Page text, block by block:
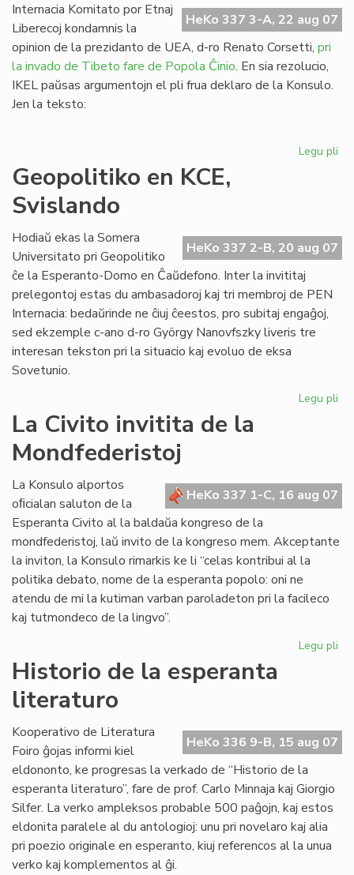
HeKo 337 3-A, 22 aug 07
Internacia Komitato por Etnaj
Liberecoj kondamnis la
opinion de la prezidanto de UEA, d-ro Renato Corsetti, pri
la invado de Tibeto fare de Popola Ĉinio. En sia rezolucio,
IKEL paŭsas argumentojn el pli frua deklaro de la Konsulo.
Jen la teksto:
Legu pli
Geopolitiko en KCE,
Svislando
HeKo 337 2-B, 20 aug 07
Hodiaŭ ekas la Somera
Universitato pri Geopolitiko
ĉe la Esperanto-Domo en Ĉaŭdefono. Inter la invititaj
prelegontoj estas du ambasadoroj kaj tri membroj de PEN
Internacia: bedaŭrinde ne ĉiuj ĉeestos, pro subitaj engaĝoj,
sed ekzemple c-ano d-ro György Nanovfszky liveris tre
interesan tekston pri la situacio kaj evoluo de eksa
Sovetunio.
Legu pli
La Civito invitita de la
Mondfederistoj
HeKo 337 1-C, 16 aug 07
La Konsulo alportos
oﬁcialan saluton de la
Esperanta Civito al la baldaŭa kongreso de la
mondfederistoj, laŭ invito de la kongreso mem. Akceptante
la inviton, la Konsulo rimarkis ke li “celas kontribui al la
politika debato, nome de la esperanta popolo: oni ne
atendu de mi la kutiman varban paroladeton pri la facileco
kaj tutmondeco de la lingvo”.
Legu pli
la
Historio de la esperanta
literaturo
HeKo 336 9-B, 15 aug 07
Kooperativo de Literatura
Foiro ĝojas informi kiel
eldononto, ke progresas la verkado de “Historio de la
esperanta literaturo”, fare de prof. Carlo Minnaja kaj Giorgio
Silfer. La verko ampleksos probable 500 paĝojn, kaj estos
eldonita paralele al du antologioj: unu pri novelaro kaj alia
pri poezio originale en esperanto, kiuj referencos al la unua
verko kaj komplementos al ĝi.